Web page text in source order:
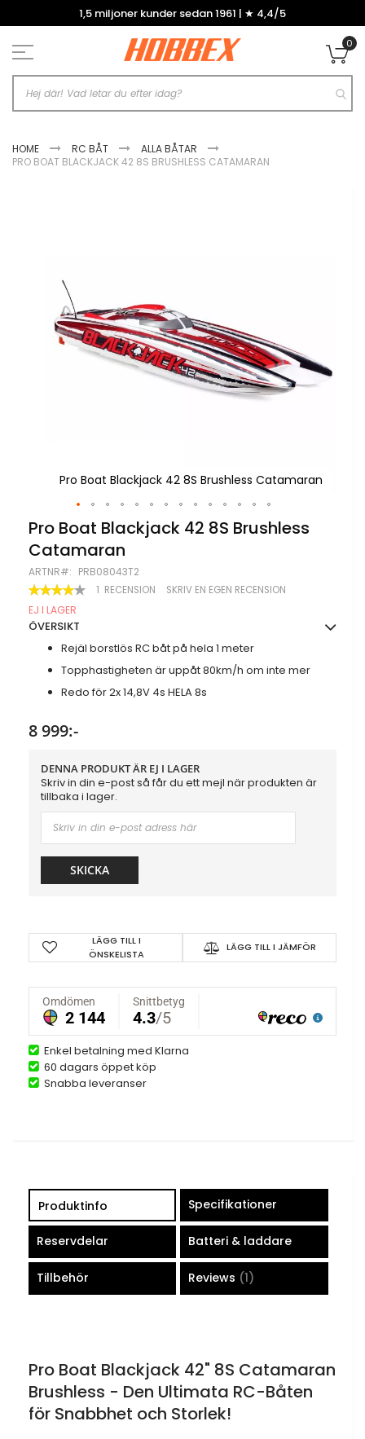
Hoppa
1,5 miljoner kunder sedan 1961 | ★ 4,4/5
0
HOME RC BÅT
ALLA BÅTAR
PRO BOAT BLACKJACK 42 8S BRUSHLESS CATAMARAN
Pro Boat Blackjack 42 8S Brushless Catamaran
Hoppa
till
början
av
bildgalleriet
Pro Boat Blackjack 42 8S Brushless
Catamaran
ARTNR PRB08043T2
BETYG:
80 100
1 RECENSION SKRIV EN EGEN RECENSION
EJ I LAGER
ÖVERSIKT
Rejäl borstlös RC båt på hela 1 meter
Topphastigheten är uppåt 80km/h om inte mer
Redo för 2x 14,8V 4s HELA 8s
8 999:-
DENNA PRODUKT ÄR EJ I LAGER
Skriv in din e-post så får du ett mejl när produkten är
tillbaka i lager.
SKICKA
LÄGG TILL I
ÖNSKELISTA
LÄGG TILL I JÄMFÖR
Enkel betalning med Klarna
60 dagars öppet köp
Snabba leveranser
Produktinfo
Pro Boat Blackjack 42" 8S Catamaran
Brushless - Den Ultimata RC-Båten
för Snabbhet och Storlek!
Specifikationer
Reservdelar Batteri & laddare
Tillbehör Reviews 1